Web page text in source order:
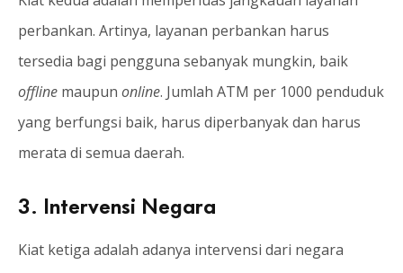
perbankan. Artinya, layanan perbankan harus
tersedia bagi pengguna sebanyak mungkin, baik
offline maupun online. Jumlah ATM per 1000 penduduk
yang berfungsi baik, harus diperbanyak dan harus
merata di semua daerah.
3. Intervensi Negara
Kiat ketiga adalah adanya intervensi dari negara